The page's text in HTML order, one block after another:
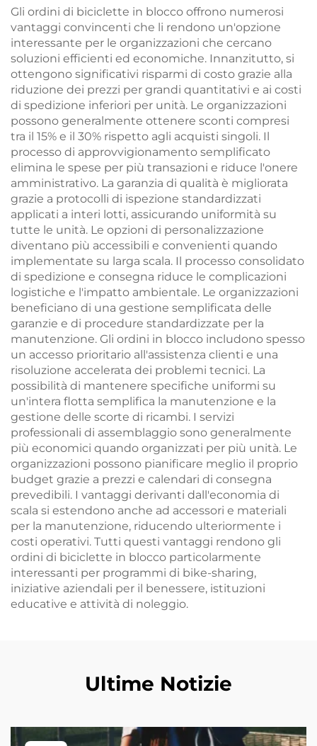
forcella in acciaio,
pedali normali e
pieghevole
acciaio, fuoristrada
Gli ordini di biciclette in blocco offrono numerosi
vantaggi convincenti che li rendono un'opzione
interessante per le organizzazioni che cercano
soluzioni efficienti ed economiche. Innanzitutto, si
ottengono significativi risparmi di costo grazie alla
riduzione dei prezzi per grandi quantitativi e ai costi
di spedizione inferiori per unità. Le organizzazioni
possono generalmente ottenere sconti compresi
tra il 15% e il 30% rispetto agli acquisti singoli. Il
processo di approvvigionamento semplificato
elimina le spese per più transazioni e riduce l'onere
amministrativo. La garanzia di qualità è migliorata
grazie a protocolli di ispezione standardizzati
applicati a interi lotti, assicurando uniformità su
tutte le unità. Le opzioni di personalizzazione
diventano più accessibili e convenienti quando
implementate su larga scala. Il processo consolidato
di spedizione e consegna riduce le complicazioni
logistiche e l'impatto ambientale. Le organizzazioni
beneficiano di una gestione semplificata delle
garanzie e di procedure standardizzate per la
manutenzione. Gli ordini in blocco includono spesso
un accesso prioritario all'assistenza clienti e una
risoluzione accelerata dei problemi tecnici. La
possibilità di mantenere specifiche uniformi su
un'intera flotta semplifica la manutenzione e la
gestione delle scorte di ricambi. I servizi
professionali di assemblaggio sono generalmente
più economici quando organizzati per più unità. Le
organizzazioni possono pianificare meglio il proprio
budget grazie a prezzi e calendari di consegna
prevedibili. I vantaggi derivanti dall'economia di
scala si estendono anche ad accessori e materiali
per la manutenzione, riducendo ulteriormente i
costi operativi. Tutti questi vantaggi rendono gli
ordini di biciclette in blocco particolarmente
interessanti per programmi di bike-sharing,
iniziative aziendali per il benessere, istituzioni
educative e attività di noleggio.
Ultime Notizie